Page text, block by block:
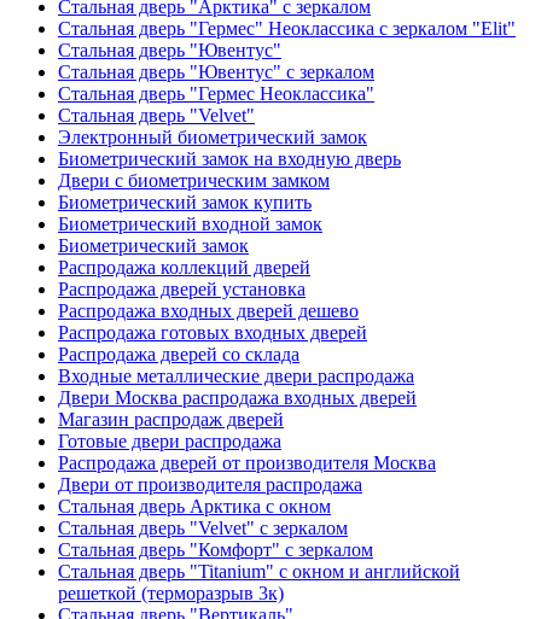
Стальная дверь "Арктика" с зеркалом
Стальная дверь "Гермес" Неоклассика с зеркалом "Elit"
Стальная дверь "Ювентус"
Стальная дверь "Ювентус" с зеркалом
Стальная дверь "Гермес Неоклассика"
Стальная дверь "Velvet"
Электронный биометрический замок
Биометрический замок на входную дверь
Двери с биометрическим замком
Биометрический замок купить
Биометрический входной замок
Биометрический замок
Распродажа коллекций дверей
Распродажа дверей установка
Распродажа входных дверей дешево
Распродажа готовых входных дверей
Распродажа дверей со склада
Входные металлические двери распродажа
Двери Москва распродажа входных дверей
Магазин распродаж дверей
Готовые двери распродажа
Распродажа дверей от производителя Москва
Двери от производителя распродажа
Стальная дверь Арктика с окном
Стальная дверь "Velvet" с зеркалом
Стальная дверь "Комфорт" с зеркалом
Стальная дверь "Titanium" с окном и английской
решеткой (терморазрыв 3к)
Стальная дверь "Вертикаль"